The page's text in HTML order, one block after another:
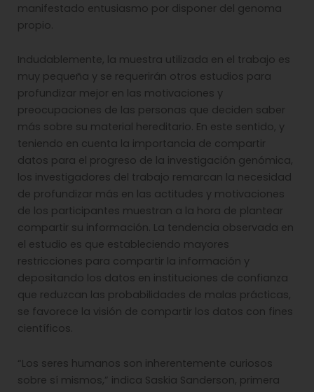
manifestado entusiasmo por disponer del genoma
propio.
Indudablemente, la muestra utilizada en el trabajo es
muy pequeña y se requerirán otros estudios para
profundizar mejor en las motivaciones y
preocupaciones de las personas que deciden saber
más sobre su material hereditario. En este sentido, y
teniendo en cuenta la importancia de compartir
datos para el progreso de la investigación genómica,
los investigadores del trabajo remarcan la necesidad
de profundizar más en las actitudes y motivaciones
de los participantes muestran a la hora de plantear
compartir su información. La tendencia observada en
el estudio es que estableciendo mayores
restricciones para compartir la información y
depositando los datos en instituciones de confianza
que reduzcan las probabilidades de malas prácticas,
se favorece la visión de compartir los datos con fines
científicos.
“Los seres humanos son inherentemente curiosos
sobre sí mismos,” indica Saskia Sanderson, primera